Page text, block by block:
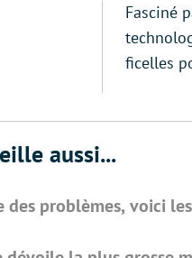
Fasciné
ficelles
aussi...
problèmes, voici